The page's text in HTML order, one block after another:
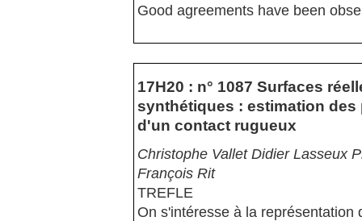
Good agreements have been
17H20 : n° 1087 Surfaces
synthétiques : estimation
d'un contact rugueux
Christophe Vallet Didier Lasseux
François Rit
TREFLE
On s'intéresse à la